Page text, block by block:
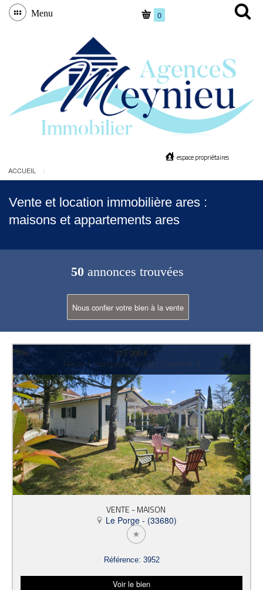
Menu 0
espace propriétaires
ACCUEIL
Vente et location immobilière ares :
maisons et appartements ares
50annonces trouvées
Nous confier votre bien à la vente
275 000 €
Pièces: 4 | surface(m²): 55.62 | Chambres: 3
VENTE - MAISON
Le Porge - (33680)
Référence: 3952
Voir le bien